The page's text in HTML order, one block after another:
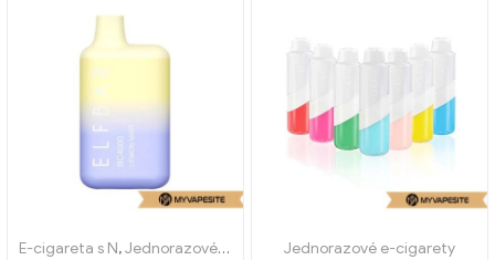
E-cigareta s N,Jednorazové e-cigarety
Jednorazové e-cigarety